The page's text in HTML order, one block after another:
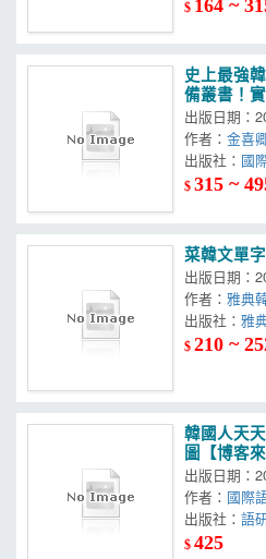
$ 164 ~
史上最強
備叢書！
出版日期：
作者：金喜
出版社：
$315 ~
菜韓文單
出版日期：
作者：雅典
出版社：
$210 ~
韓國人天
圖【博客
P3)
出版日期：
作者： 國際
美雄， 日
出版社：
$425